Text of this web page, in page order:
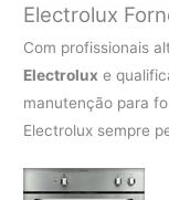
Electrolux
Com profissionais
Electrolux e
manutenção para
Electrolux sempre